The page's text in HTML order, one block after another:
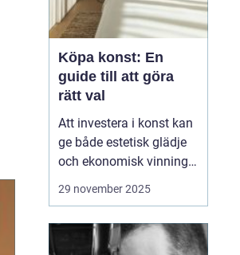
Köpa konst: En
guide till att göra
rätt val
Att investera i konst kan
ge både estetisk glädje
och ekonomisk vinning.
Köpa konst innebär att
förstå marknaden och
29 november 2025